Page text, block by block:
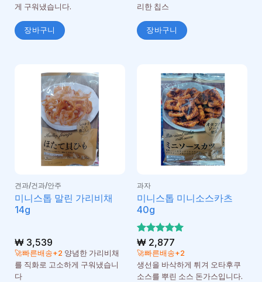
게 구워냈습니다.
장바구니
리한 칩스
장바구니
견과/건과/안주
미니스톱 말린 가리비채
14g
₩3,539
🚀빠른배송+2양념한 가리비채
를 직화로 고소하게 구워냈습니
다
과자
미니스톱 미니소스카츠
40g
5 중에서
5로 평가
됨
₩2,877
🚀빠른배송+2
생선을 바삭하게 튀겨 오타후쿠
소스를 뿌린 소스 돈가스입니다.